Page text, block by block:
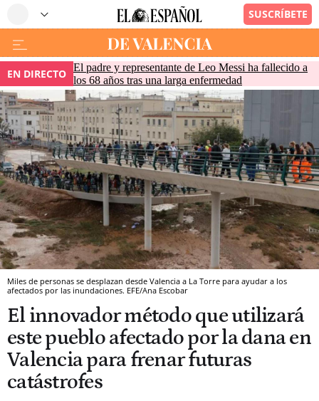
EN DIRECTO El padre y representante de Leo Messi ha fallecido a
los 68 años tras una larga enfermedad
Miles de personas se desplazan desde Valencia a La Torre para ayudar a los
afectados por las inundaciones. EFE/Ana Escobar
El innovador método que utilizará
este pueblo afectado por la dana en
Valencia para frenar futuras
catástrofes